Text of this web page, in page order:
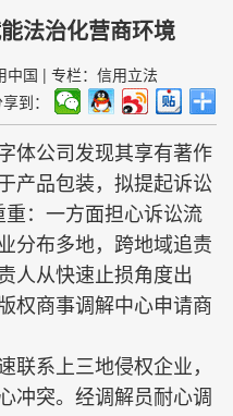
法治化营商环境
中国 | 专栏：信用立法
到：
公司发现其享有著作
产品包装，拟提起诉讼
：一方面担心诉讼流
分布多地，跨地域追责
人从快速止损角度出
权商事调解中心申请商
系上三地侵权企业，
冲突。经调解员耐心调